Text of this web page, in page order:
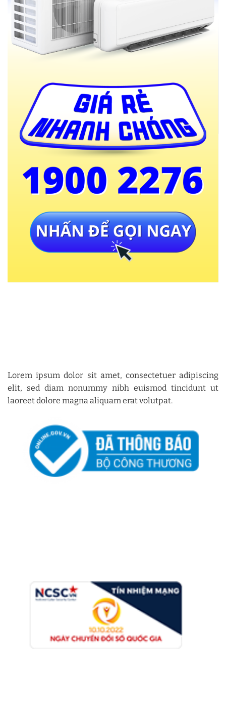
Lorem ipsum dolor sit amet, consectetuer adipiscing
elit, sed diam nonummy nibh euismod tincidunt ut
laoreet dolore magna aliquam erat volutpat.